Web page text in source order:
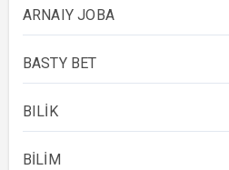
ARNAIY JOBA
BASTY BET
BILİK
BİLİM